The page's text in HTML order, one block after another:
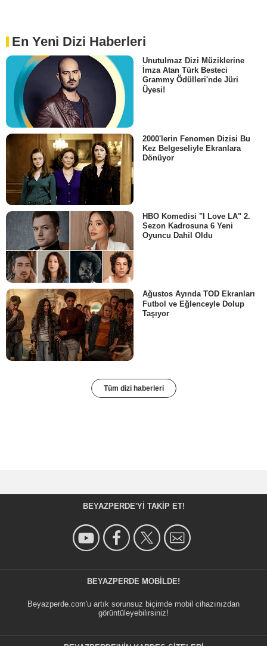
En Yeni Dizi Haberleri
Unutulmaz Dizi Müziklerine
İmza Atan Türk Besteci
Grammy Ödülleri'nde Jüri
Üyesi!
2000'lerin Fenomen Dizisi Bu
Kez Belgeseliyle Ekranlara
Dönüyor
HBO Komedisi "I Love LA" 2.
Sezon Kadrosuna 6 Yeni
Oyuncu Dahil Oldu
Ağustos Ayında TOD Ekranları
Futbol ve Eğlenceyle Dolup
Taşıyor
Tüm dizi haberleri
BEYAZPERDE'YI TAKIP ET!
BEYAZPERDE MOBILDE!
Beyazperde.com'u artık sorunsuz biçimde mobil cihazınızdan
görüntüleyebilirsiniz!